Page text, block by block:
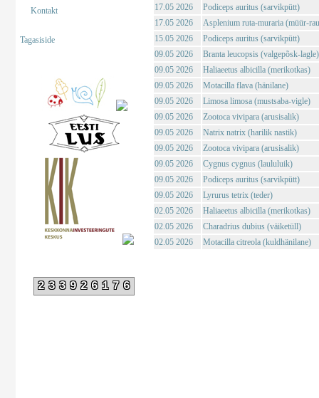
Kontakt
Tagasiside
233926176
17.05 2026
Podiceps auritus (sarvikpütt)
17.05 2026
Asplenium ruta-muraria (müür-
15.05 2026
Podiceps auritus (sarvikpütt)
09.05 2026
Branta leucopsis (valgepõsk-lagle)
09.05 2026
Haliaeetus albicilla (merikotkas)
09.05 2026
Motacilla flava (hänilane)
09.05 2026
Limosa limosa (mustsaba-vigle)
09.05 2026
Zootoca vivipara (arusisalik)
09.05 2026
Natrix natrix (harilik nastik)
09.05 2026
Zootoca vivipara (arusisalik)
09.05 2026
Cygnus cygnus (laululuik)
09.05 2026
Podiceps auritus (sarvikpütt)
09.05 2026
Lyrurus tetrix (teder)
02.05 2026
Haliaeetus albicilla (merikotkas)
02.05 2026
Charadrius dubius (väiketüll)
02.05 2026
Motacilla citreola (kuldhänilane)